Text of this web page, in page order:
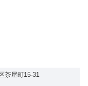
茶屋町15-31